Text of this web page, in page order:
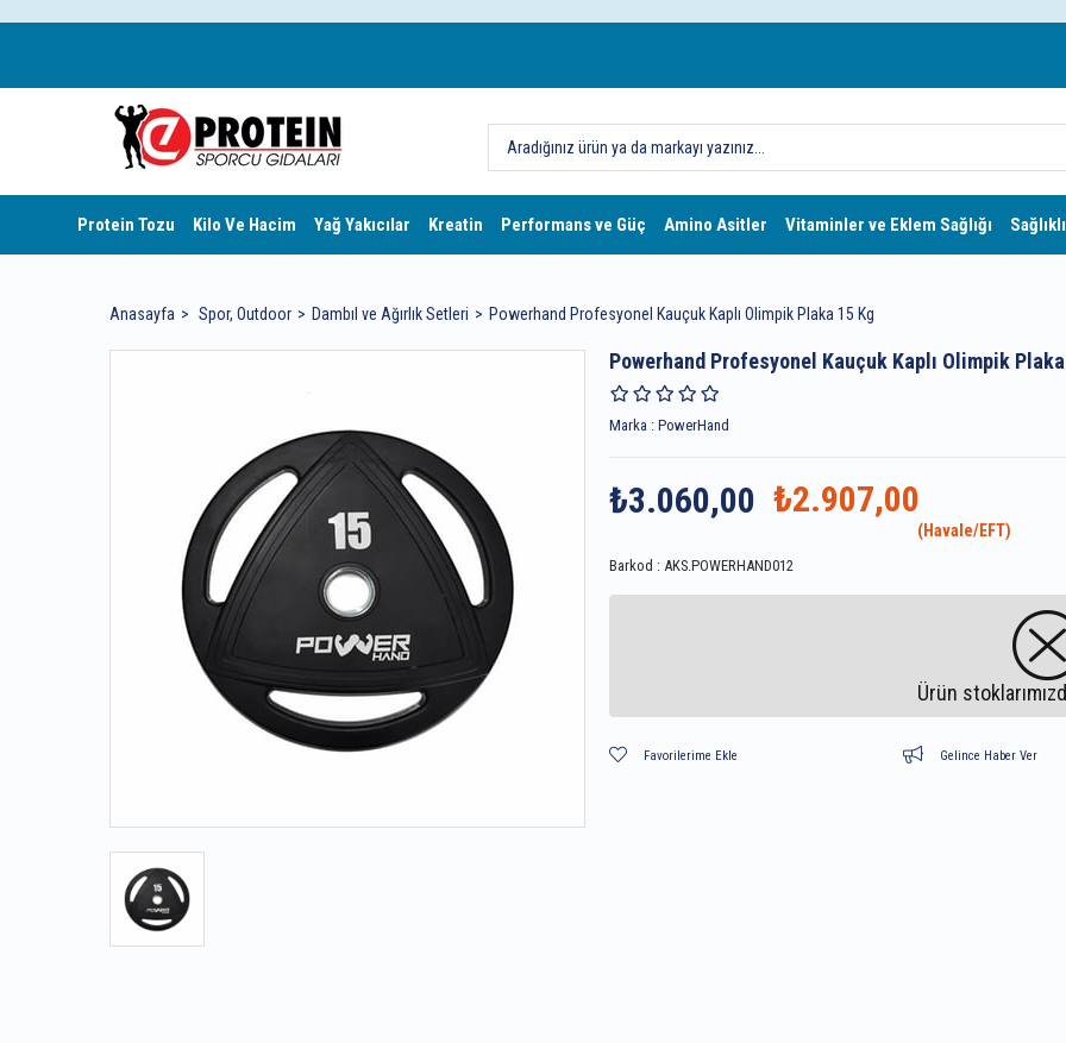
Protein Tozu Kilo Ve Hacim Yağ Yakıcılar Kreatin Performans ve Güç Amino Asitler Vitaminler ve Eklem Sağlığı
Anasayfa Spor, Outdoor Dambıl ve Ağırlık Setleri Powerhand Profesyonel Kauçuk Kaplı Olimpik Plaka 15 Kg
Powerhand Profesyonel Kauçuk Kaplı Olimpik
Marka : PowerHand
₺3.060,00 ₺2.907,00
Barkod : AKS.POWERHAND012
Ürün
Favorilerime Ekle Gelince Haber Ver